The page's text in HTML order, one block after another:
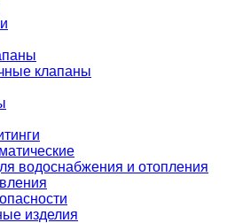
клапаны
водоснабжения и отопления
изделия